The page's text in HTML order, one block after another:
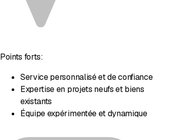
Points forts:
Service personnalisé et de confiance
Expertise en projets neufs et biens
existants
Équipe expérimentée et dynamique